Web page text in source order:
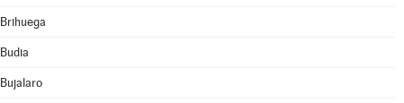
Brihuega
Budia
Bujalaro